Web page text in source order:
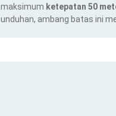
maksimum ketepatan 50
unduhan, ambang batas ini